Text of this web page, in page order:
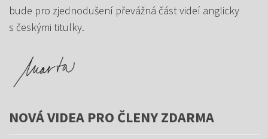
bude pro zjednodušení převážná část videí anglicky
s českými titulky.
NOVÁ VIDEA PRO ČLENY ZDARMA